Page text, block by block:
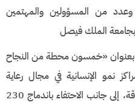
وعدد من المسؤولين والمهتمين
بجامعة الملك فيصل
بعنوان «خمسون محطة من النجاح
نمو الإنسانية في مجال رعاية
وتأهيل وتمكين الأشخاص ذوي الإعاقة، إلى جانب الاحتفاء باندماج 230